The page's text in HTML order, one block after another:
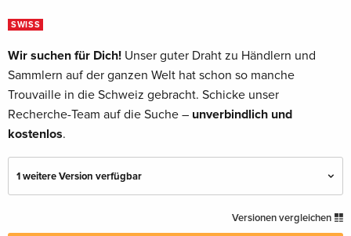
SWISS
Wir suchen für Dich! Unser guter Draht zu Händlern und
Sammlern auf der ganzen Welt hat schon so manche
Trouvaille in die Schweiz gebracht. Schicke unser
Recherche-Team auf die Suche – unverbindlich und
kostenlos.
1 weitere Version verfügbar
vergriffen
Versionen vergleichen